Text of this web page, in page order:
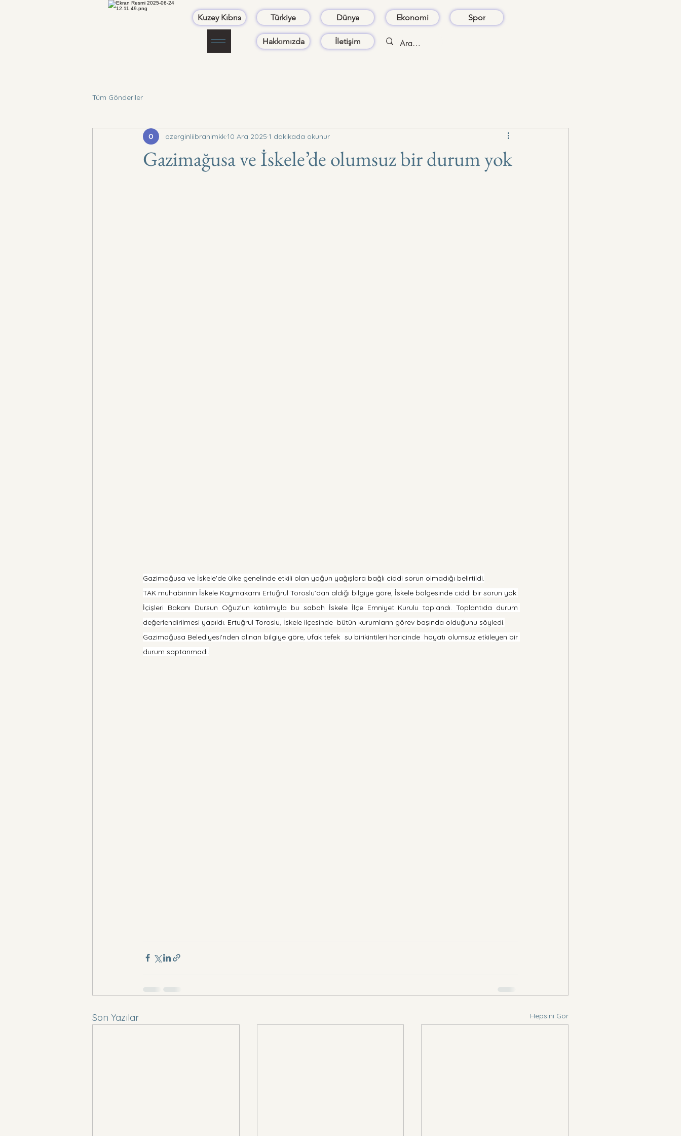
Kuzey Kıbrıs Türkiye
Hakkımızda
Dünya
İletişim
Ekonomi Spor
Tüm Gönderiler
Gazimağusa ve İskele’de olumsuz bir durum yok
ozerginliibrahimkk10 Ara 2025 1 dakikada okunur
Gazimağusa ve İskele'de ülke genelinde etkili olan yoğun yağışlara bağlı ciddi sorun olmadığı belirtildi.
TAK muhabirinin İskele Kaymakamı Ertuğrul Toroslu’dan aldığı bilgiye göre, İskele bölgesinde ciddi bir sorun yok.
İçişleri Bakanı Dursun Oğuz’un katılımıyla bu sabah İskele İlçe Emniyet Kurulu toplandı. Toplantıda durum
değerlendirilmesi yapıldı. Ertuğrul Toroslu, İskele ilçesinde  bütün kurumların görev başında olduğunu söyledi.
Gazimağusa Belediyesi'nden alınan bilgiye göre, ufak tefek  su birikintileri haricinde  hayatı olumsuz etkileyen bir
durum saptanmadı.
Son Yazılar Hepsini Gör